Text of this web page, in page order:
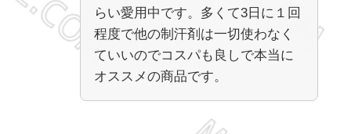
らい愛用中です。多くて3日に１回
程度で他の制汗剤は一切使わなく
ていいのでコスパも良しで本当に
オススメの商品です。